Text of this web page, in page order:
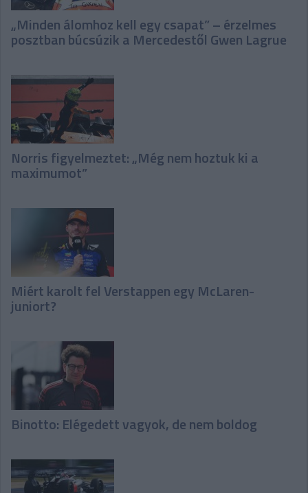
„Minden álomhoz kell egy csapat” – érzelmes
posztban búcsúzik a Mercedestől Gwen Lagrue
Norris figyelmeztet: „Még nem hoztuk ki a
maximumot”
Miért karolt fel Verstappen egy McLaren-
juniort?
Binotto: Elégedett vagyok, de nem boldog